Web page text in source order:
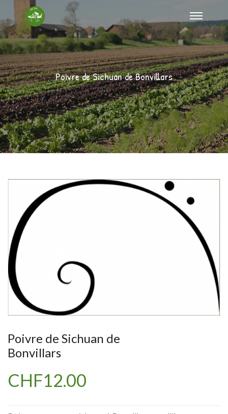
Poivre de Sichuan de Bonvillars
Poivre de Sichuan de
Bonvillars
CHF12.00